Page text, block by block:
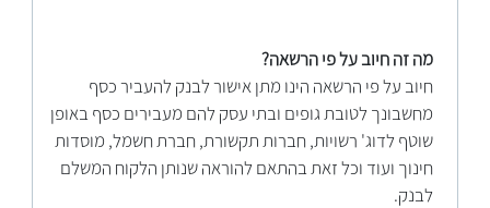
מה זה חיוב על פי הרשאה?
חיוב על פי הרשאה הינו מתן אישור לבנק להעביר כסף
מחשבונך לטובת גופים ובתי עסק להם מעבירים כסף באופן
שוטף לדוג' רשויות, חברות תקשורת, חברת חשמל, מוסדות
חינוך ועוד וכל זאת בהתאם להוראה שנותן הלקוח המשלם
לבנק.